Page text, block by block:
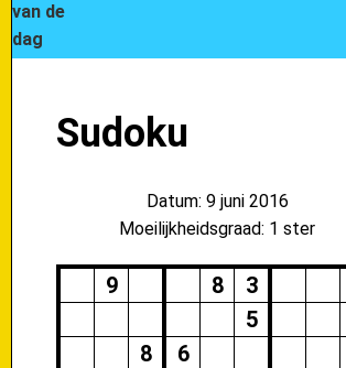
van de
dag
Sudoku
Datum: 9 juni 2016
Moeilijkheidsgraad: 1 ster
9 8 3
5
8
6